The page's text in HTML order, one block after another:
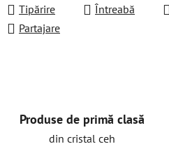
Tipărire Întreabă
Partajare
Produse de primă clasă
din cristal ceh